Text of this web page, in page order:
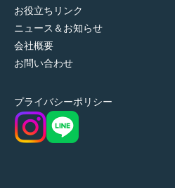
お役立ちリンク
ニュース＆お知らせ
会社概要
お問い合わせ
プライバシーポリシー